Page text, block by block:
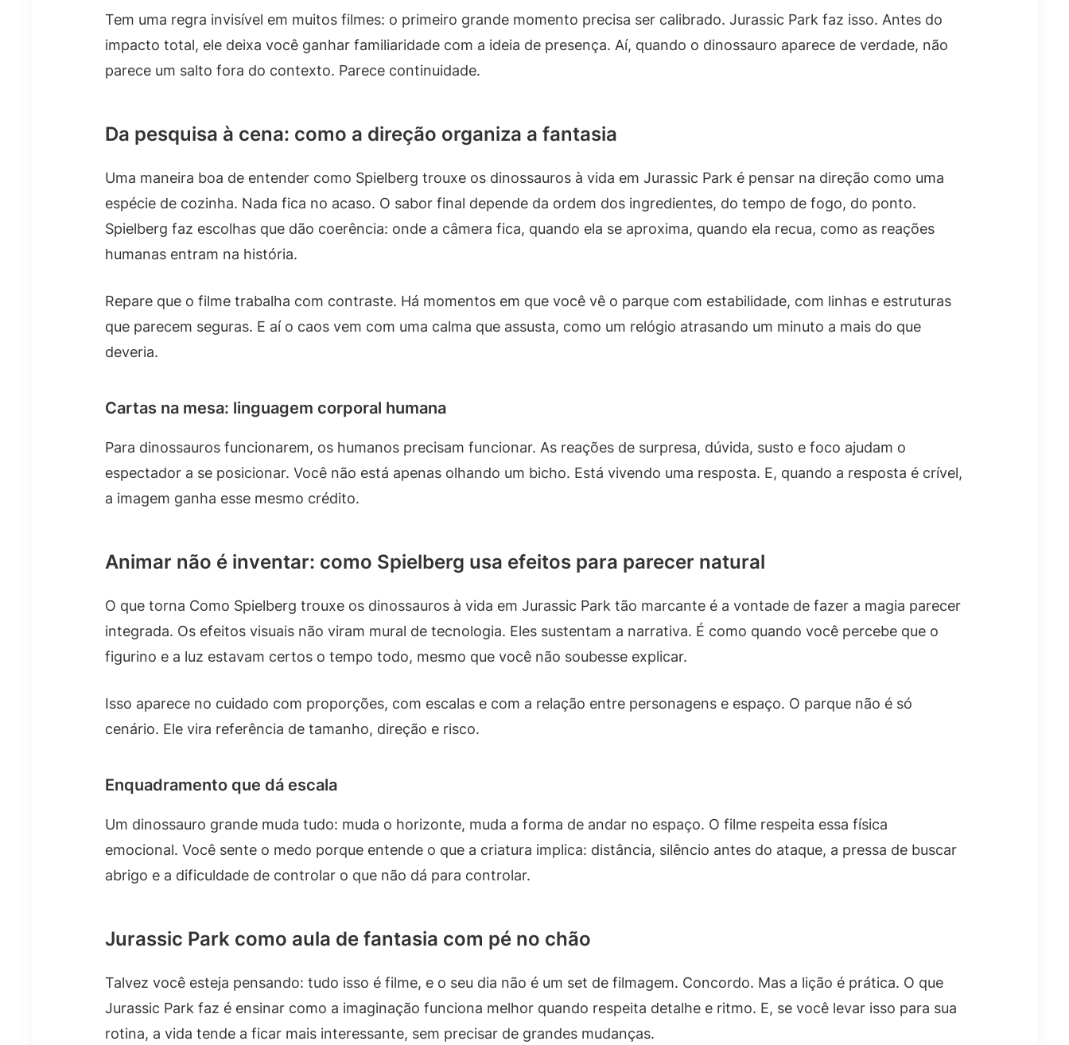
Tem uma regra invisível em muitos filmes: o primeiro grande momento precisa ser calibrado. Jurassic Park faz isso. Antes do
impacto total, ele deixa você ganhar familiaridade com a ideia de presença. Aí, quando o dinossauro aparece de verdade, não
parece um salto fora do contexto. Parece continuidade.
Da pesquisa à cena: como a direção organiza a fantasia
Uma maneira boa de entender como Spielberg trouxe os dinossauros à vida em Jurassic Park é pensar na direção como uma
espécie de cozinha. Nada fica no acaso. O sabor final depende da ordem dos ingredientes, do tempo de fogo, do ponto.
Spielberg faz escolhas que dão coerência: onde a câmera fica, quando ela se aproxima, quando ela recua, como as reações
humanas entram na história.
Repare que o filme trabalha com contraste. Há momentos em que você vê o parque com estabilidade, com linhas e estruturas
que parecem seguras. E aí o caos vem com uma calma que assusta, como um relógio atrasando um minuto a mais do que
deveria.
Cartas na mesa: linguagem corporal humana
Para dinossauros funcionarem, os humanos precisam funcionar. As reações de surpresa, dúvida, susto e foco ajudam o
espectador a se posicionar. Você não está apenas olhando um bicho. Está vivendo uma resposta. E, quando a resposta é crível,
a imagem ganha esse mesmo crédito.
Animar não é inventar: como Spielberg usa efeitos para parecer natural
O que torna Como Spielberg trouxe os dinossauros à vida em Jurassic Park tão marcante é a vontade de fazer a magia parecer
integrada. Os efeitos visuais não viram mural de tecnologia. Eles sustentam a narrativa. É como quando você percebe que o
figurino e a luz estavam certos o tempo todo, mesmo que você não soubesse explicar.
Isso aparece no cuidado com proporções, com escalas e com a relação entre personagens e espaço. O parque não é só
cenário. Ele vira referência de tamanho, direção e risco.
Enquadramento que dá escala
Um dinossauro grande muda tudo: muda o horizonte, muda a forma de andar no espaço. O filme respeita essa física
emocional. Você sente o medo porque entende o que a criatura implica: distância, silêncio antes do ataque, a pressa de buscar
abrigo e a dificuldade de controlar o que não dá para controlar.
Jurassic Park como aula de fantasia com pé no chão
Talvez você esteja pensando: tudo isso é filme, e o seu dia não é um set de filmagem. Concordo. Mas a lição é prática. O que
Jurassic Park faz é ensinar como a imaginação funciona melhor quando respeita detalhe e ritmo. E, se você levar isso para sua
rotina, a vida tende a ficar mais interessante, sem precisar de grandes mudanças.